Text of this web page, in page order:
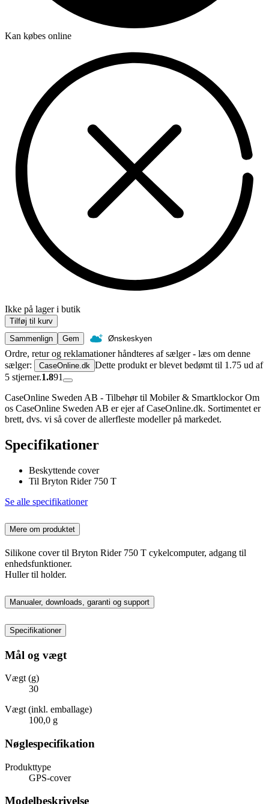
Kan købes online
Ikke på lager i butik
Tilføj til kurv
Sammenlign
Gem Ønskeskyen
Ordre, retur og reklamationer håndteres af sælger - læs om denne
sælger:
CaseOnline.dk Dette produkt er blevet bedømt til 1.75 ud af
5 stjerner.1.891
CaseOnline Sweden AB - Tilbehør til Mobiler & Smartklockor Om
os CaseOnline Sweden AB er ejer af CaseOnline.dk. Sortimentet er
brett, dvs. vi så cover de allerfleste modeller på markedet.
Specifikationer
Beskyttende cover
Til Bryton Rider 750 T
Se alle specifikationer
Mere om produktet
Silikone cover til Bryton Rider 750 T cykelcomputer, adgang til
enhedsfunktioner.
Huller til holder.
Manualer, downloads, garanti og support
Specifikationer
Mål og vægt
Vægt (g)
30
Vægt (inkl. emballage)
100,0 g
Nøglespecifikation
Produkttype
GPS-cover
Modelbeskrivelse